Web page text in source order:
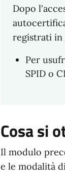
Dopo
registrati in
Per
SPID o
Cosa si
Il modulo
e le modalità